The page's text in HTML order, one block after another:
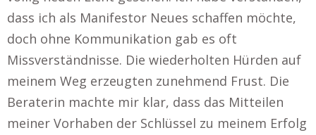
dass ich als Manifestor Neues schaffen möchte,
doch ohne Kommunikation gab es oft
Missverständnisse. Die wiederholten Hürden auf
meinem Weg erzeugten zunehmend Frust. Die
Beraterin machte mir klar, dass das Mitteilen
meiner Vorhaben der Schlüssel zu meinem Erfolg